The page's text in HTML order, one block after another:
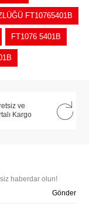
FT10765401B
FT1076 5401B
ve
Kargo
haberdar olun!
Gönder